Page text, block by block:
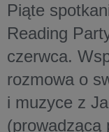
Piąte
Reading
czerwca.
rozmowa o
i muzyce z
(prowadzącą